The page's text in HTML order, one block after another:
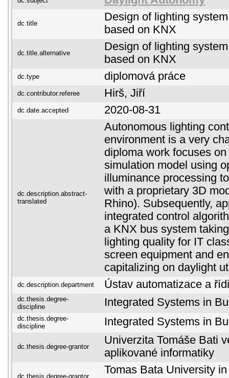
dc.title
Design of lighting
based on KNX
dc.title.alternative
Design of lighting
based on KNX
dc.type diplomová práce
dc.contributor.referee Hirš, Jiří
dc.date.accepted 2020-08-31
dc.description.abstract-
translated
Autonomous lighting
environment is a very
diploma work focuses
simulation model using
illuminance processing
with a proprietary 3D
Rhino). Subsequently,
integrated control
a KNX bus system
lighting quality for IT
screen equipment and
capitalizing on daylight
dc.description.department Ústav automatizace a
dc.thesis.degree-
discipline
Integrated Systems in
dc.thesis.degree-
discipline
Integrated Systems in
dc.thesis.degree-grantor
Univerzita Tomáše Bati
aplikované informatiky
dc.thesis.degree-grantor
Tomas Bata University